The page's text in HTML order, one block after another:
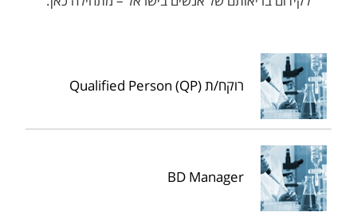
רוקח/ת Qualified Person (QP)
BD Manager